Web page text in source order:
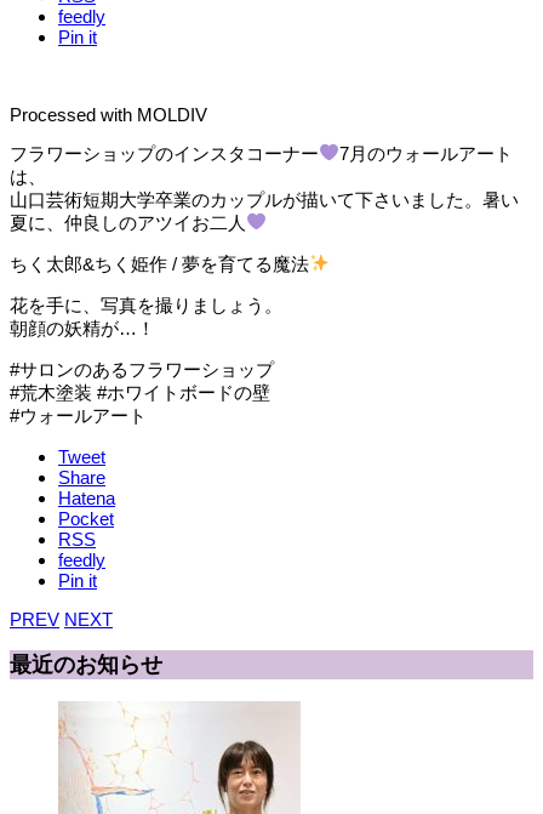
feedly
Pin it
Processed with MOLDIV
フラワーショップのインスタコーナー
7月のウォールアート
は、
山口芸術短期大学卒業のカップルが描いて下さいました。暑い
夏に、仲良しのアツイお二人
ちく太郎&ちく姫作 / 夢を育てる魔法
花を手に、写真を撮りましょう。
朝顔の妖精が…！
#サロンのあるフラワーショップ
#荒木塗装 #ホワイトボードの壁
#ウォールアート
Tweet
Share
Hatena
Pocket
RSS
feedly
Pin it
PREV NEXT
最近のお知らせ